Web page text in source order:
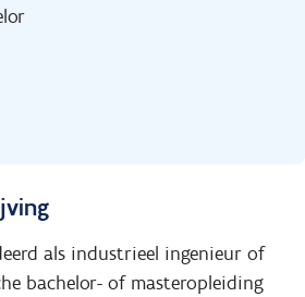
als industrieel ingenieur of
bachelor- of masteropleiding